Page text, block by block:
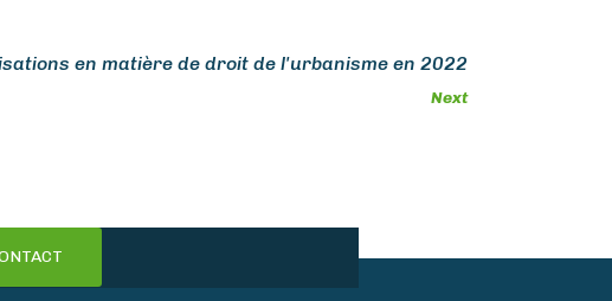
en matière de droit de l'urbanisme en 2022
Next